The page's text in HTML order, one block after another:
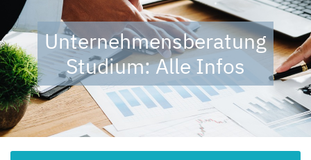
Unternehmensberatung
Studium: Alle Infos